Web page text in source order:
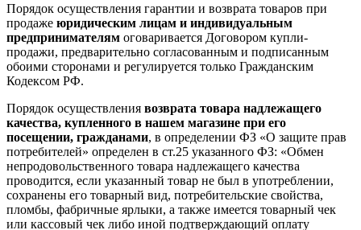
Порядок осуществления гарантии и возврата товаров при
продаже юридическим лицам и индивидуальным
предпринимателям оговаривается Договором купли-
продажи, предварительно согласованным и подписанным
обоими сторонами и регулируется только Гражданским
Кодексом РФ.
Порядок осуществления возврата товара надлежащего
качества, купленного в нашем магазине при его
посещении, гражданами, в определении ФЗ «О защите прав
потребителей» определен в ст.25 указанного ФЗ: «Обмен
непродовольственного товара надлежащего качества
проводится, если указанный товар не был в употреблении,
сохранены его товарный вид, потребительские свойства,
пломбы, фабричные ярлыки, а также имеется товарный чек
или кассовый чек либо иной подтверждающий оплату